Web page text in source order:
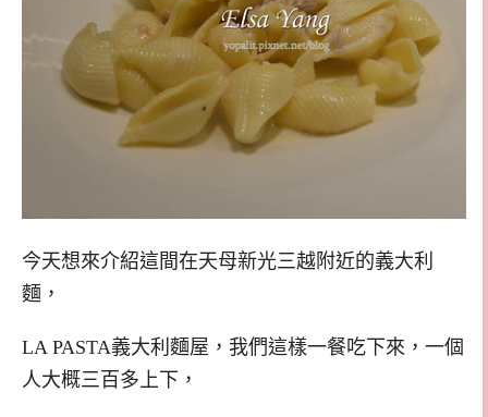
今天想來介紹這間在天母新光三越附近的義大利
麵，
LA PASTA義大利麵屋，我們這樣一餐吃下來，一個
人大概三百多上下，